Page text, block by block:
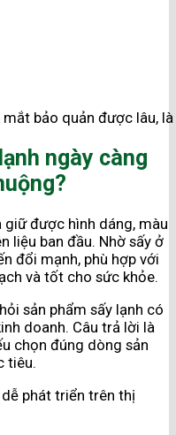
bảo quản được lâu,
ngày càng
giữ được hình dáng, màu
liệu ban đầu. Nhờ sấy ở
đổi mạnh, phù hợp với
và tốt cho sức khỏe.
sản phẩm sấy lạnh có
doanh. Câu trả lời là
chọn đúng dòng sản
tiêu.
phát triển trên thị